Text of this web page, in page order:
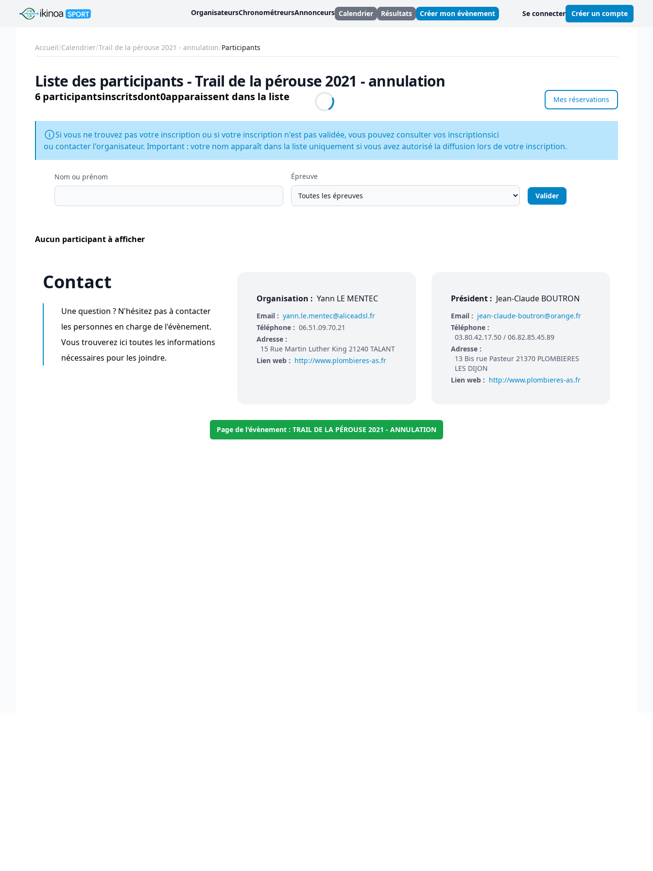
Ikinoa Sport OrganisateursChronométreursAnnonceurs Calendrier Résultats Créer mon évènement Se connecter Créer un compte
Accueil Calendrier Trail de la pérouse 2021 - annulation Participants
Liste des participants - Trail de la pérouse 2021 - annulation
6 participantsinscritsdont0apparaissent dans la liste Mes réservations
Si vous ne trouvez pas votre inscription ou si votre inscription n'est pas validée, vous pouvez consulter vos inscriptionsici
ou contacter l'organisateur. Important : votre nom apparaît dans la liste uniquement si vous avez autorisé la diffusion lors de votre inscription.
Nom ou prénom Épreuve
Aucun participant à afficher
Contact
Une question ? N'hésitez pas à contacter
les personnes en charge de l'évènement.
Vous trouverez ici toutes les informations
nécessaires pour les joindre.
Organisation : Yann LE MENTEC
Email : yann.le.mentec@aliceadsl.fr
Téléphone : 06.51.09.70.21
Adresse :
15 Rue Martin Luther King 21240 TALANT
Lien web : http://www.plombieres-as.fr
Président : Jean-Claude BOUTRON
Email : jean-claude-boutron@orange.fr
Téléphone :
03.80.42.17.50 / 06.82.85.45.89
Adresse :
13 Bis rue Pasteur 21370 PLOMBIERES
LES DIJON
Lien web : http://www.plombieres-as.fr
Page de l'évènement : TRAIL DE LA PÉROUSE 2021 - ANNULATION